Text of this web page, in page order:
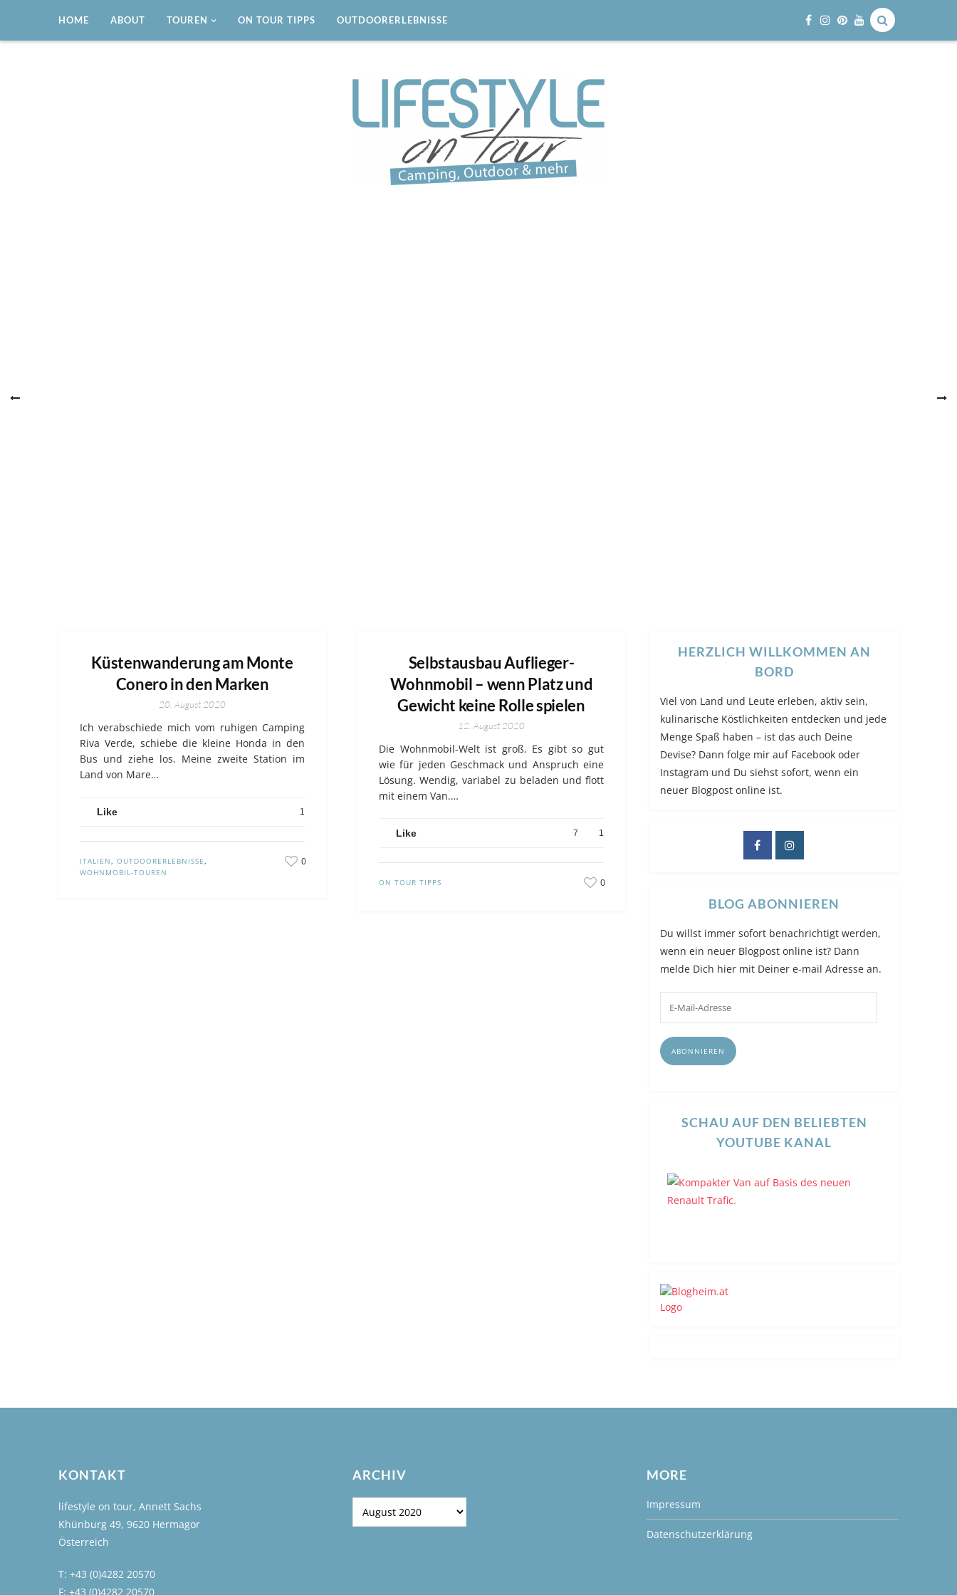
HOME ABOUT TOUREN ON TOUR TIPPS OUTDOORERLEBNISSE
Küstenwanderung am Monte
Conero in den Marken
20. August 2020
Ich verabschiede mich vom ruhigen Camping
Riva Verde, schiebe die kleine Honda in den
Bus und ziehe los. Meine zweite Station im
Land von Mare…
Like 1
ITALIEN, OUTDOORERLEBNISSE,
WOHNMOBIL-TOUREN
0
Selbstausbau Auflieger-
Wohnmobil – wenn Platz und
Gewicht keine Rolle spielen
12. August 2020
Die Wohnmobil-Welt ist groß. Es gibt so gut
wie für jeden Geschmack und Anspruch eine
Lösung. Wendig, variabel zu beladen und flott
mit einem Van.…
Like 7 1
ON TOUR TIPPS 0
HERZLICH WILLKOMMEN AN
BORD
Viel von Land und Leute erleben, aktiv sein,
kulinarische Köstlichkeiten entdecken und jede
Menge Spaß haben – ist das auch Deine
Devise? Dann folge mir auf Facebook oder
Instagram und Du siehst sofort, wenn ein
neuer Blogpost online ist.
BLOG ABONNIEREN
Du willst immer sofort benachrichtigt werden,
wenn ein neuer Blogpost online ist? Dann
melde Dich hier mit Deiner e-mail Adresse an.
Adresse
ABONNIEREN
SCHAU AUF DEN BELIEBTEN
YOUTUBE KANAL
KONTAKT
lifestyle on tour, Annett Sachs
Khünburg 49, 9620 Hermagor
Österreich
T: +43 (0)4282 20570
F: +43 (0)4282 20570
ARCHIV MORE
Impressum
Datenschutzerklärung